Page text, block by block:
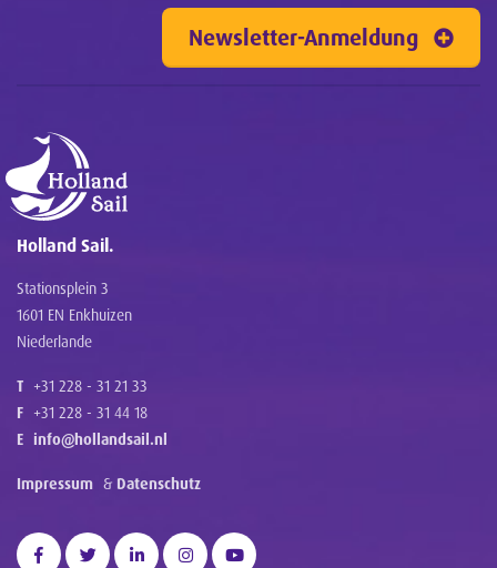
Newsletter-Anmeldung
Holland Sail.
Stationsplein 3
1601 EN Enkhuizen
Niederlande
T +31 228 - 31 21 33
F +31 228 - 31 44 18
E info@hollandsail.nl
Impressum & Datenschutz